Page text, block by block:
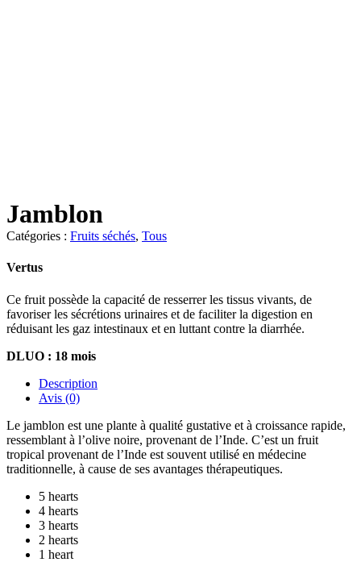
Jamblon
Catégories : Fruits séchés, Tous
Vertus
Ce fruit possède la capacité de resserrer les tissus vivants, de
favoriser les sécrétions urinaires et de faciliter la digestion en
réduisant les gaz intestinaux et en luttant contre la diarrhée.
DLUO : 18 mois
Description
Avis (0)
Le jamblon est une plante à qualité gustative et à croissance rapide,
ressemblant à l’olive noire, provenant de l’Inde. C’est un fruit
tropical provenant de l’Inde est souvent utilisé en médecine
traditionnelle, à cause de ses avantages thérapeutiques.
5 hearts
4 hearts
3 hearts
2 hearts
1 heart